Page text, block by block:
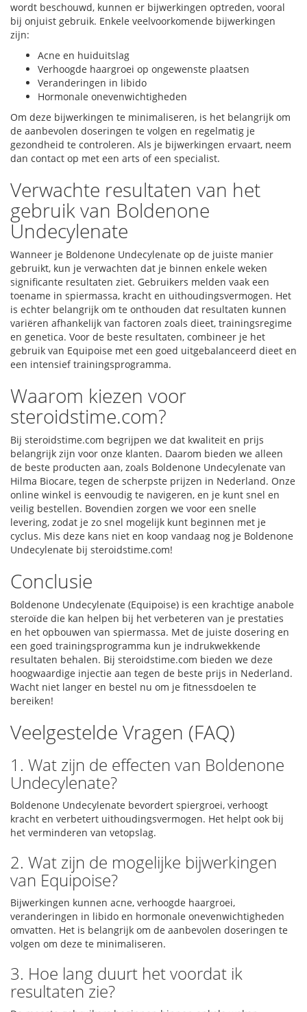
wordt beschouwd, kunnen er bijwerkingen optreden, vooral
bij onjuist gebruik. Enkele veelvoorkomende bijwerkingen
zijn:
Acne en huiduitslag
Verhoogde haargroei op ongewenste plaatsen
Veranderingen in libido
Hormonale onevenwichtigheden
Om deze bijwerkingen te minimaliseren, is het belangrijk om
de aanbevolen doseringen te volgen en regelmatig je
gezondheid te controleren. Als je bijwerkingen ervaart, neem
dan contact op met een arts of een specialist.
Verwachte resultaten van het
gebruik van Boldenone
Undecylenate
Wanneer je Boldenone Undecylenate op de juiste manier
gebruikt, kun je verwachten dat je binnen enkele weken
significante resultaten ziet. Gebruikers melden vaak een
toename in spiermassa, kracht en uithoudingsvermogen. Het
is echter belangrijk om te onthouden dat resultaten kunnen
variëren afhankelijk van factoren zoals dieet, trainingsregime
en genetica. Voor de beste resultaten, combineer je het
gebruik van Equipoise met een goed uitgebalanceerd dieet en
een intensief trainingsprogramma.
Waarom kiezen voor
steroidstime.com?
Bij steroidstime.com begrijpen we dat kwaliteit en prijs
belangrijk zijn voor onze klanten. Daarom bieden we alleen
de beste producten aan, zoals Boldenone Undecylenate van
Hilma Biocare, tegen de scherpste prijzen in Nederland. Onze
online winkel is eenvoudig te navigeren, en je kunt snel en
veilig bestellen. Bovendien zorgen we voor een snelle
levering, zodat je zo snel mogelijk kunt beginnen met je
cyclus. Mis deze kans niet en koop vandaag nog je Boldenone
Undecylenate bij steroidstime.com!
Conclusie
Boldenone Undecylenate (Equipoise) is een krachtige anabole
steroïde die kan helpen bij het verbeteren van je prestaties
en het opbouwen van spiermassa. Met de juiste dosering en
een goed trainingsprogramma kun je indrukwekkende
resultaten behalen. Bij steroidstime.com bieden we deze
hoogwaardige injectie aan tegen de beste prijs in Nederland.
Wacht niet langer en bestel nu om je fitnessdoelen te
bereiken!
Veelgestelde Vragen (FAQ)
1. Wat zijn de effecten van Boldenone
Undecylenate?
Boldenone Undecylenate bevordert spiergroei, verhoogt
kracht en verbetert uithoudingsvermogen. Het helpt ook bij
het verminderen van vetopslag.
2. Wat zijn de mogelijke bijwerkingen
van Equipoise?
Bijwerkingen kunnen acne, verhoogde haargroei,
veranderingen in libido en hormonale onevenwichtigheden
omvatten. Het is belangrijk om de aanbevolen doseringen te
volgen om deze te minimaliseren.
3. Hoe lang duurt het voordat ik
resultaten zie?